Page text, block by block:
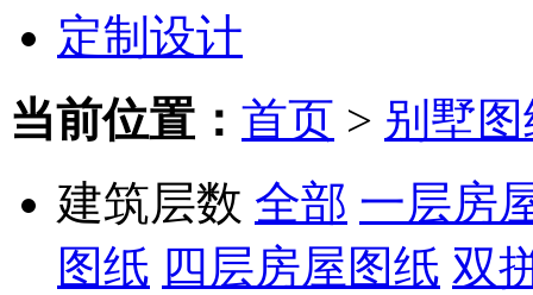
定制设计
当前位置： 首页 > 别墅
建筑层数 全部 一层房
图纸 四层房屋图纸 双